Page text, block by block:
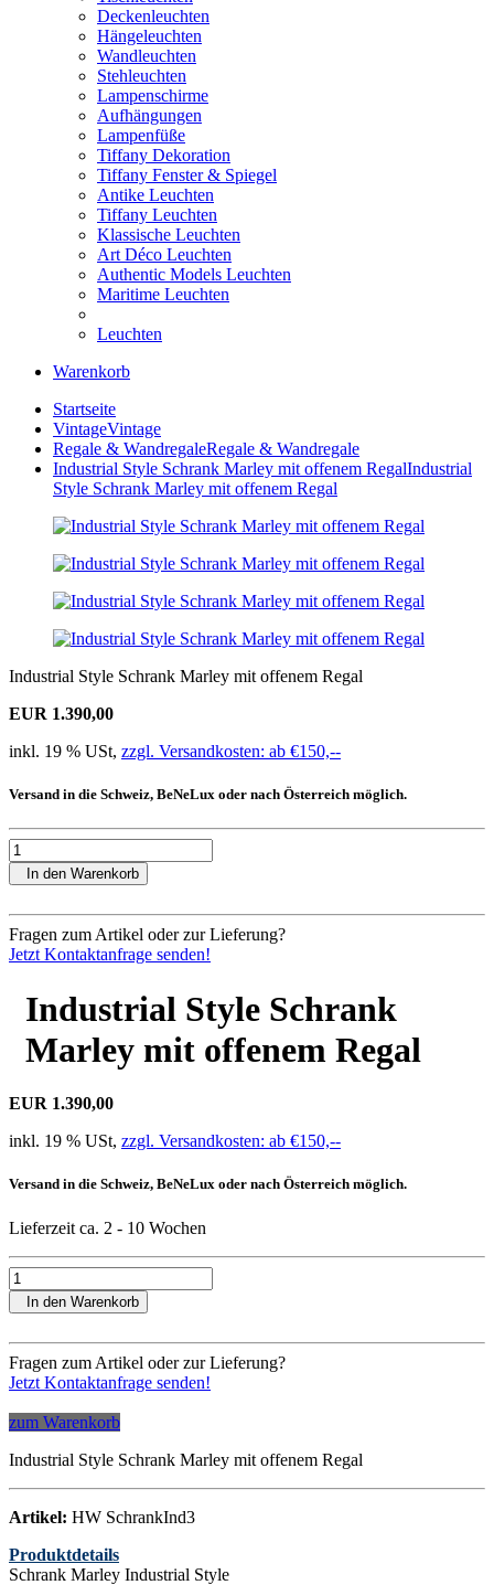
Deckenleuchten
Hängeleuchten
Wandleuchten
Stehleuchten
Lampenschirme
Aufhängungen
Lampenfüße
Tiffany Dekoration
Tiffany Fenster & Spiegel
Antike Leuchten
Tiffany Leuchten
Klassische Leuchten
Art Déco Leuchten
Authentic Models Leuchten
Maritime Leuchten
Leuchten
Warenkorb
Startseite
VintageVintage
Regale & WandregaleRegale & Wandregale
Industrial Style Schrank Marley mit offenem RegalIndustrial
Style Schrank Marley mit offenem Regal
Industrial Style Schrank Marley mit offenem Regal
EUR 1.390,00
inkl. 19 % USt, zzgl. Versandkosten: ab €150,--
Versand in die Schweiz, BeNeLux oder nach Österreich möglich.
In den Warenkorb
Fragen zum Artikel oder zur Lieferung?
Jetzt Kontaktanfrage senden!
Industrial Style Schrank
Marley mit offenem Regal
EUR 1.390,00
inkl. 19 % USt, zzgl. Versandkosten: ab €150,--
Versand in die Schweiz, BeNeLux oder nach Österreich möglich.
Lieferzeit ca. 2 - 10 Wochen
In den Warenkorb
Fragen zum Artikel oder zur Lieferung?
Jetzt Kontaktanfrage senden!
zum Warenkorb
Industrial Style Schrank Marley mit offenem Regal
Artikel: HW SchrankInd3
Produktdetails
Schrank Marley Industrial Style